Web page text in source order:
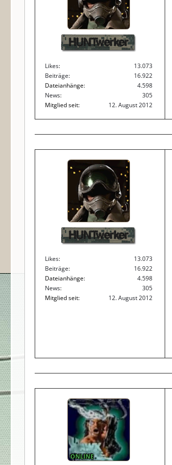
HUNTwerker
Likes
13.073
Beiträge
16.922
Dateianhänge
4.598
News
305
Mitglied seit
12. August 2012
HUNTwerker
Likes
13.073
Beiträge
16.922
Dateianhänge
4.598
News
305
Mitglied seit
12. August 2012
ONLINE